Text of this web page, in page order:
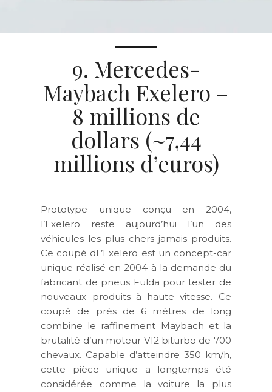
9. Mercedes-
Maybach Exelero –
8 millions de
dollars (~7,44
millions d’euros)
Prototype unique conçu en 2004,
l’Exelero reste aujourd’hui l’un des
véhicules les plus chers jamais produits.
Ce coupé dL’Exelero est un concept-car
unique réalisé en 2004 à la demande du
fabricant de pneus Fulda pour tester de
nouveaux produits à haute vitesse. Ce
coupé de près de 6 mètres de long
combine le raffinement Maybach et la
brutalité d’un moteur V12 biturbo de 700
chevaux. Capable d’atteindre 350 km/h,
cette pièce unique a longtemps été
considérée comme la voiture la plus